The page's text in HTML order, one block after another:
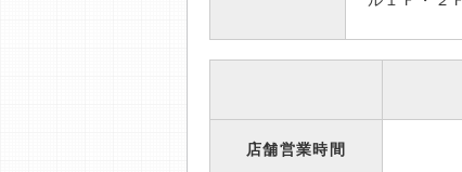
店舗営業時間